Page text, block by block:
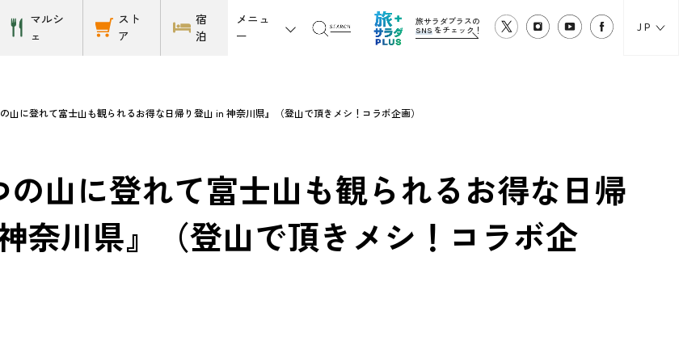
マルシ
ェ
スト
ア
宿
泊
メニュ
ー
旅サラダプラスの
SNS をチェック！ JP
の山に登れて富士山も観られるお得な日帰り登山 in 神奈川県』（登山で頂きメシ！コラボ企画）
の山に登れて富士山も観られるお得な日帰
奈川県』（登山で頂きメシ！コラボ企